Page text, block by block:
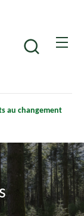
au changement